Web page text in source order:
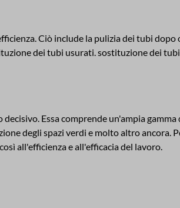
Ciò include la pulizia dei tubi dopo
dei tubi usurati. sostituzione dei
Essa comprende un'ampia
degli spazi verdi e molto altro ancora.
all'efficienza e all'efficacia del lavoro.